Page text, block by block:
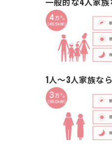
1人～3人家族な